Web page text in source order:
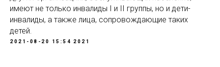
имеют не только инвалиды I и II группы, но и дети-
инвалиды, а также лица, сопровождающие таких
детей.
2021-08-20 15:54 2021